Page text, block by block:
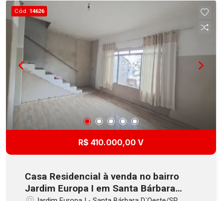
com FGTS!
Cód. 14626
R$ 410.000,00 V
Casa Residencial à venda no bairro
Jardim Europa I em Santa Bárbara